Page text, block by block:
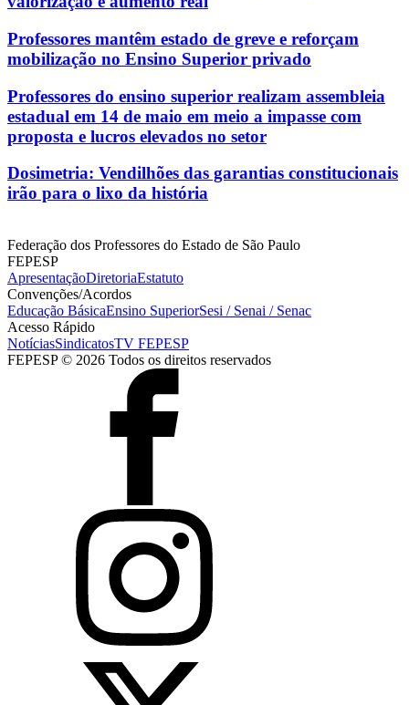
Professores mantêm estado de greve e reforçam
mobilização no Ensino Superior privado
Professores do ensino superior realizam assembleia
estadual em 14 de maio em meio a impasse com
proposta e lucros elevados no setor
Dosimetria: Vendilhões das garantias constitucionais
irão para o lixo da história
Federação dos Professores do Estado de São Paulo
FEPESP
ApresentaçãoDiretoriaEstatuto
Convenções/Acordos
Educação BásicaEnsino SuperiorSesi / Senai / Senac
Acesso Rápido
NotíciasSindicatosTV FEPESP
FEPESP © 2026 Todos os direitos reservados